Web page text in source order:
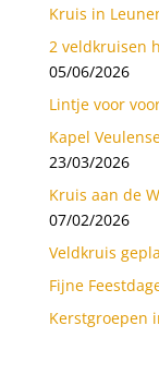
Kruis in
2 veldkruisen
05/06/2026
Lintje voor
Kapel
23/03/2026
Kruis aan de
07/02/2026
Veldkruis
Fijne
Kerstgroepen